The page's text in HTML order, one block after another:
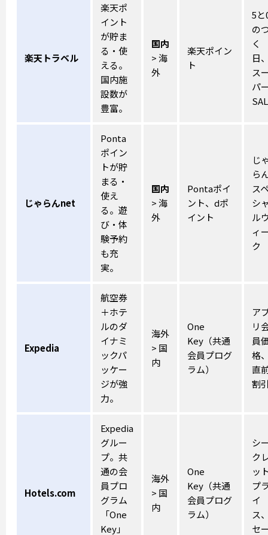
楽天トラベル
楽天ポ
イント
が貯ま
る・使
える。
国内施
設数が
豊富。
国内
> 海
外
楽天ポイン
ト
5と
の
く
日
ス
パ
じゃらんnet
Ponta
ポイン
トが貯
まる・
使え
る。遊
び・体
験予約
も充
実。
国内
> 海
外
Pontaポイ
ント、dポ
イント
じ
ら
ス
シ
ル
ィ
ク
Expedia
航空券
＋ホテ
ルのダ
イナミ
ックパ
ッケー
ジが強
力。
海外
> 国
内
One
Key（共通
会員プログ
ラム）
ア
リ
員
格
直
割
Hotels.com
Expedia
グルー
プ。共
通の会
員プロ
グラム
「One
Key」
海外
> 国
内
One
Key（共通
会員プログ
ラム）
シ
ク
ッ
プ
イ
ス
セ